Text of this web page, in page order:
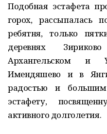
Подобная эстафета
горох, рассыпалась
ребятня, только
деревнях
Архангельском и
Имендяшево и в
радостью и
эстафету,
активного долголетия.